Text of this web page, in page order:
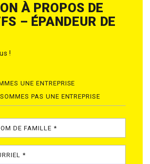
À PROPOS DE
– ÉPANDEUR DE
!
UNE ENTREPRISE
PAS UNE ENTREPRISE